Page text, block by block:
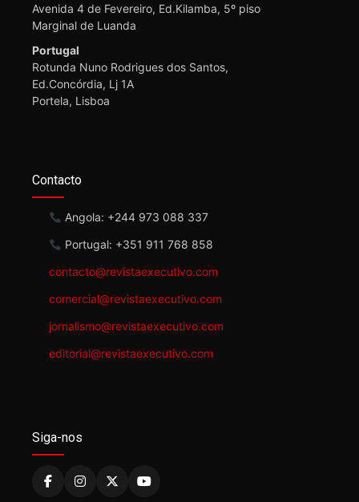
Avenida 4 de Fevereiro, Ed.Kilamba, 5º piso
Marginal de Luanda
Portugal
Rotunda Nuno Rodrigues dos Santos,
Ed.Concórdia, Lj 1A
Portela, Lisboa
Contacto
Angola: +244 973 088 337
Portugal: +351 911 768 858
contacto@revistaexecutivo.com
comercial@revistaexecutivo.com
jornalismo@revistaexecutivo.com
editorial@revistaexecutivo.com
Siga-nos